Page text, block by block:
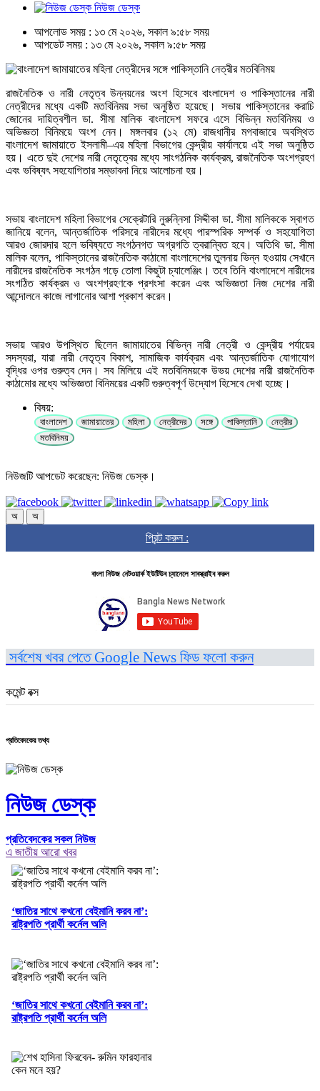
নিউজ ডেস্ক
আপলোড সময় : ১৩ মে ২০২৬, সকাল ৯:৫৮ সময়
আপডেট সময় : ১৩ মে ২০২৬, সকাল ৯:৫৮ সময়
রাজনৈতিক ও নারী নেতৃত্ব উন্নয়নের অংশ হিসেবে বাংলাদেশ ও পাকিস্তানের নারী
নেত্রীদের মধ্যে একটি মতবিনিময় সভা অনুষ্ঠিত হয়েছে। সভায় পাকিস্তানের করাচি
জোনের দায়িত্বশীল ডা. সীমা মালিক বাংলাদেশ সফরে এসে বিভিন্ন মতবিনিময় ও
অভিজ্ঞতা বিনিময়ে অংশ নেন। মঙ্গলবার (১২ মে) রাজধানীর মগবাজারে অবস্থিত
বাংলাদেশ জামায়াতে ইসলামী–এর মহিলা বিভাগের কেন্দ্রীয় কার্যালয়ে এই সভা অনুষ্ঠিত
হয়। এতে দুই দেশের নারী নেতৃত্বের মধ্যে সাংগঠনিক কার্যক্রম, রাজনৈতিক অংশগ্রহণ
এবং ভবিষ্যৎ সহযোগিতার সম্ভাবনা নিয়ে আলোচনা হয়।
সভায় বাংলাদেশ মহিলা বিভাগের সেক্রেটারি নুরুন্নিসা সিদ্দীকা ডা. সীমা মালিককে স্বাগত
জানিয়ে বলেন, আন্তর্জাতিক পরিসরে নারীদের মধ্যে পারস্পরিক সম্পর্ক ও সহযোগিতা
আরও জোরদার হলে ভবিষ্যতে সংগঠনগত অগ্রগতি ত্বরান্বিত হবে। অতিথি ডা. সীমা
মালিক বলেন, পাকিস্তানের রাজনৈতিক কাঠামো বাংলাদেশের তুলনায় ভিন্ন হওয়ায় সেখানে
নারীদের রাজনৈতিক সংগঠন গড়ে তোলা কিছুটা চ্যালেঞ্জিং। তবে তিনি বাংলাদেশে নারীদের
সংগঠিত কার্যক্রম ও অংশগ্রহণকে প্রশংসা করেন এবং অভিজ্ঞতা নিজ দেশের নারী
আন্দোলনে কাজে লাগানোর আশা প্রকাশ করেন।
সভায় আরও উপস্থিত ছিলেন জামায়াতের বিভিন্ন নারী নেত্রী ও কেন্দ্রীয় পর্যায়ের
সদস্যরা, যারা নারী নেতৃত্ব বিকাশ, সামাজিক কার্যক্রম এবং আন্তর্জাতিক যোগাযোগ
বৃদ্ধির ওপর গুরুত্ব দেন। সব মিলিয়ে এই মতবিনিময়কে উভয় দেশের নারী রাজনৈতিক
কাঠামোর মধ্যে অভিজ্ঞতা বিনিময়ের একটি গুরুত্বপূর্ণ উদ্যোগ হিসেবে দেখা হচ্ছে।
বিষয়:
বাংলাদেশ জামায়াতের মহিলা নেত্রীদের সঙ্গে পাকিস্তানি
নেত্রীর
মতবিনিময়
নিউজটি আপডেট করেছেন: নিউজ ডেস্ক।
অ অ
প্রিন্ট করুন :
বাংলা নিউজ নেটওয়ার্ক ইউটিউব চ্যানেলে সাবস্ক্রাইব করুন
সর্বশেষ খবর পেতে Google News ফিড ফলো করুন
কমেন্ট বক্স
প্রতিবেদকের তথ্য
নিউজ ডেস্ক
প্রতিবেদকের সকল নিউজ
এ জাতীয় আরো খবর
‘জাতির সাথে কখনো বেইমানি করব না’:
রাষ্ট্রপতি প্রার্থী কর্নেল অলি
‘জাতির সাথে কখনো বেইমানি করব না’:
রাষ্ট্রপতি প্রার্থী কর্নেল অলি